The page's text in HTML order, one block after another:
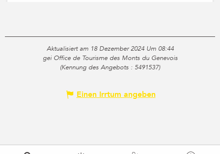
Aktualisiert am 18 Dezember 2024 Um 08:44
gei Office de Tourisme des Monts du Genevois
(Kennung des Angebots : 5491537)
Einen Irrtum angeben